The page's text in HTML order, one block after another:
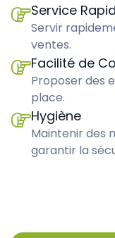
Service
Servir
ventes.
Facilité de
Proposer des
place.
Hygiène
Maintenir des
garantir la